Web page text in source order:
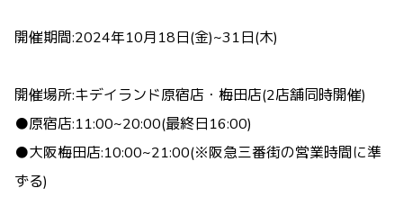
開催期間:2024年10月18日(金)~31日(木)
開催場所:キデイランド原宿店・梅田店(2店舗同時開催)
●原宿店:11:00~20:00(最終日16:00)
●大阪梅田店:10:00~21:00(※阪急三番街の営業時間に準
ずる)